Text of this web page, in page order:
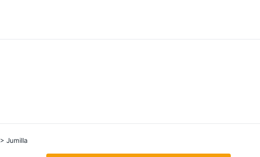
> Jumilla